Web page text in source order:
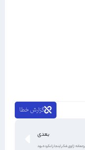
گزارش خطا
بعدی
ژاوی فکر اینجا را نکرده بود